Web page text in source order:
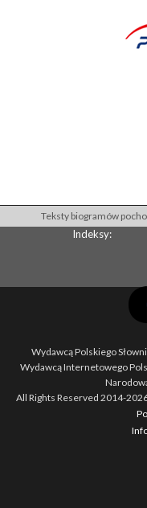
Teksty biogramów
Indeksy:
Wydawcą Polskiego
Wydawcą Internetowego
All Rights Reserved 2014-